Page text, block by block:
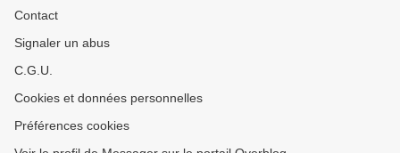
Contact
Signaler un abus
C.G.U.
Cookies et données personnelles
Préférences cookies